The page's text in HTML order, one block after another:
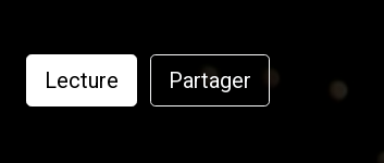
Lecture Partager